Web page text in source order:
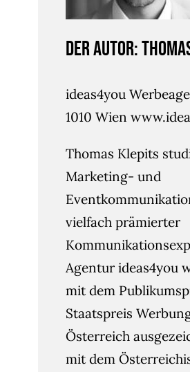
Der Autor:
ideas4you
1010 Wien
Thomas Klepits
Marketing- und
vielfach prämierter
Agentur ideas4you
mit dem
Staatspreis
Österreich
mit dem